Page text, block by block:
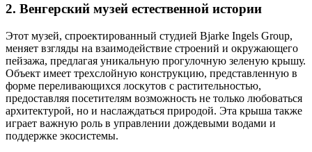
2. Венгерский музей естественной истории
Этот музей, спроектированный студией Bjarke Ingels Group,
меняет взгляды на взаимодействие строений и окружающего
пейзажа, предлагая уникальную прогулочную зеленую крышу.
Объект имеет трехслойную конструкцию, представленную в
форме переливающихся лоскутов с растительностью,
предоставляя посетителям возможность не только любоваться
архитектурой, но и наслаждаться природой. Эта крыша также
играет важную роль в управлении дождевыми водами и
поддержке экосистемы.